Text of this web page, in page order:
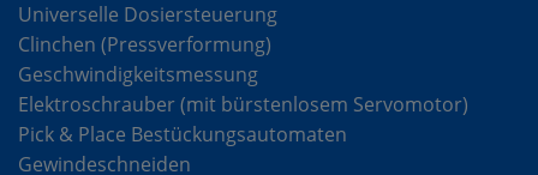
Universelle Dosiersteuerung
Clinchen (Pressverformung)
Geschwindigkeitsmessung
Elektroschrauber (mit bürstenlosem Servomotor)
Pick & Place Bestückungsautomaten
Gewindeschneiden